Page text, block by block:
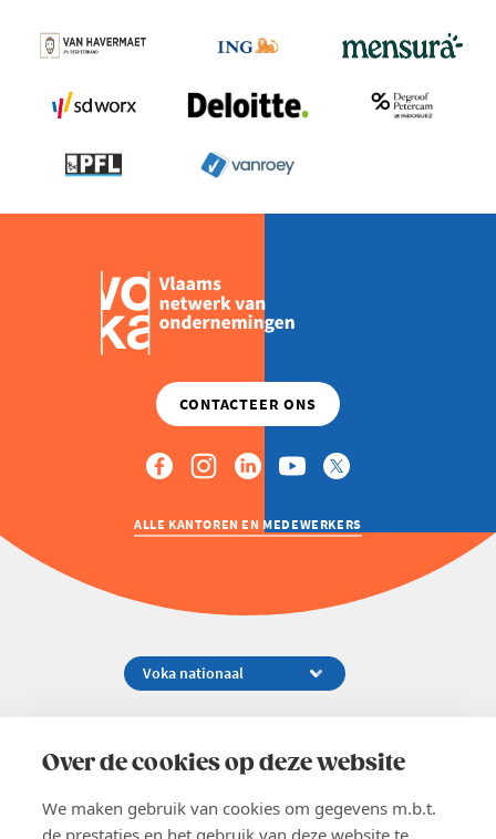
Over de cookies op deze website
We maken gebruik van cookies om gegevens m.b.t.
de prestaties en het gebruik van deze website te
ALLE KANTOREN EN MEDEWERKERS
02 229 81 11